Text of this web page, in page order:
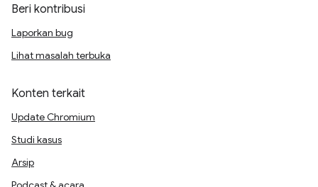
Beri kontribusi
Laporkan bug
Lihat masalah terbuka
Konten terkait
Update Chromium
Studi kasus
Arsip